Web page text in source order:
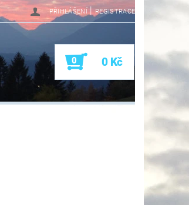
PŘIHLÁŠENÍ | REGISTRACE
0 0 Kč